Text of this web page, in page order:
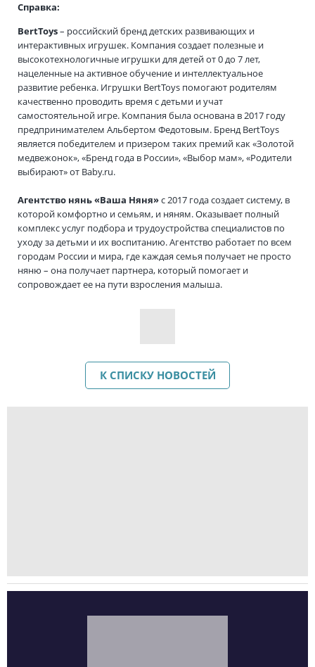
Справка:
BertToys– российский бренд детских развивающих и
интерактивных игрушек. Компания создает полезные и
высокотехнологичные игрушки для детей от 0 до 7 лет,
нацеленные на активное обучение и интеллектуальное
развитие ребенка. Игрушки BertToys помогают родителям
качественно проводить время с детьми и учат
самостоятельной игре. Компания была основана в 2017 году
предпринимателем Альбертом Федотовым. Бренд BertToys
является победителем и призером таких премий как «Золотой
медвежонок», «Бренд года в России», «Выбор мам», «Родители
выбирают» от Baby.ru.
Агентство нянь «Ваша Няня»с 2017 года создает систему, в
которой комфортно и семьям, и няням. Оказывает полный
комплекс услуг подбора и трудоустройства специалистов по
уходу за детьми и их воспитанию. Агентство работает по всем
городам России и мира, где каждая семья получает не просто
няню – она получает партнера, который помогает и
сопровождает ее на пути взросления малыша.
К СПИСКУ НОВОСТЕЙ